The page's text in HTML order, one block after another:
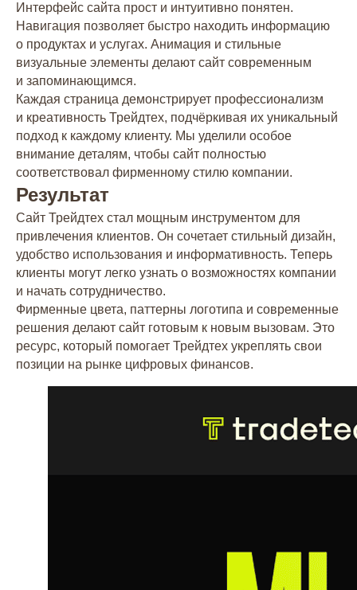
Интерфейс сайта прост и интуитивно понятен.
Навигация позволяет быстро находить информацию
о продуктах и услугах. Анимация и стильные
визуальные элементы делают сайт современным
и запоминающимся.
Каждая страница демонстрирует профессионализм
и креативность Трейдтех, подчёркивая их уникальный
подход к каждому клиенту. Мы уделили особое
внимание деталям, чтобы сайт полностью
соответствовал фирменному стилю компании.
Результат
Сайт Трейдтех стал мощным инструментом для
привлечения клиентов. Он сочетает стильный дизайн,
удобство использования и информативность. Теперь
клиенты могут легко узнать о возможностях компании
и начать сотрудничество.
Фирменные цвета, паттерны логотипа и современные
решения делают сайт готовым к новым вызовам. Это
ресурс, который помогает Трейдтех укреплять свои
позиции на рынке цифровых финансов.